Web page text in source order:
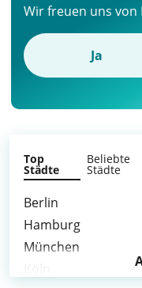
Wir freuen uns von
Ja
Top
Städte
Beliebte
Städte
Berlin
Hamburg
München